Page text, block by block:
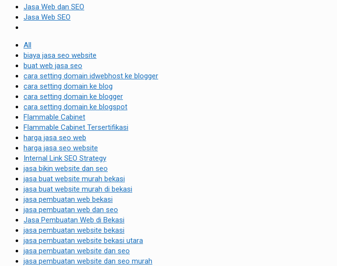
Jasa Web dan SEO
Jasa Web SEO
All
biaya jasa seo website
buat web jasa seo
cara setting domain idwebhost ke blogger
cara setting domain ke blog
cara setting domain ke blogger
cara setting domain ke blogspot
Flammable Cabinet
Flammable Cabinet Tersertifikasi
harga jasa seo web
harga jasa seo website
Internal Link SEO Strategy
jasa bikin website dan seo
jasa buat website murah bekasi
jasa buat website murah di bekasi
jasa pembuatan web bekasi
jasa pembuatan web dan seo
Jasa Pembuatan Web di Bekasi
jasa pembuatan website bekasi
jasa pembuatan website bekasi utara
jasa pembuatan website dan seo
jasa pembuatan website dan seo murah